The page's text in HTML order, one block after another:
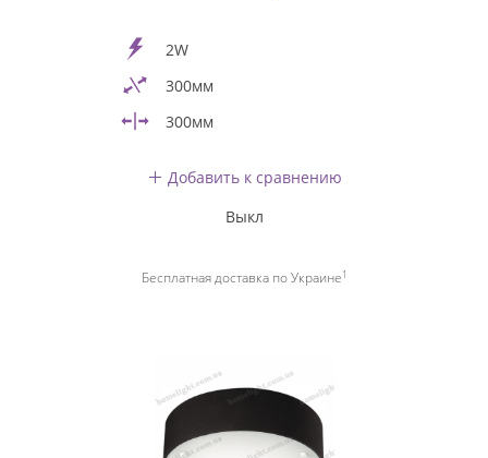
2W
300мм
300мм
Добавить к сравнению
Выкл
Бесплатная доставка по Украине1